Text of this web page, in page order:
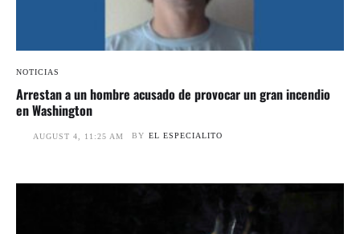
NOTICIAS
Arrestan a un hombre acusado de provocar un gran incendio
en Washington
AUGUST 4, 11:25 AM BY EL ESPECIALITO